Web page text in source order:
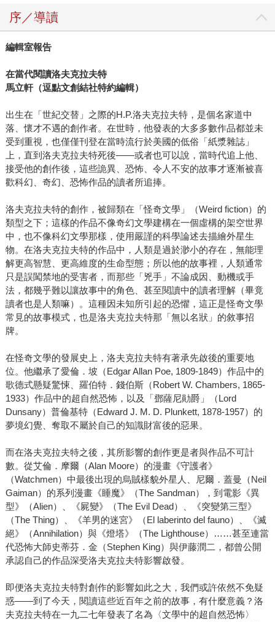
序／導讀
編輯室報告
在當代閱讀洛夫克拉夫特
馬立軒（逗點文創結社特約編輯）
出生在「世紀交替」之際的H.P.洛夫克拉夫特，是個名家道中
落、懷才不遇的創作者。在世時，他發表的大多多數作品都並未
受到重視，也僅僅刊登在當時流行於美國的低俗「紙漿雜誌」
上，直到洛夫克拉夫特死後――或者也可以說，當時代追上他、
接受他的創作後，這些詭異、恐怖、令人不安的故事才逐漸被喜
歡科幻、奇幻、恐怖作品的讀者所追捧。
洛夫克拉夫特的創作，被歸類在「怪奇文學」（Weird fiction）的
類型之下；這樣的作品不像奇幻文學建構在一個虛構的架空世界
中，也不像科幻文學那樣，使用嚴謹的科學論述去描繪外星生
物。在洛夫克拉夫特的作品中，人類是過於渺小的存在，無能理
解更高智慧、更高維度的生命型態；所以他的故事裡，人類通常
只是誤闖禁地的受害者，而那些「兇手」不論成因、動機或手
法，都幾乎難以讓故事中的角色、甚至閱讀中的讀者理解（畢竟
讀者也是人類嘛）。這種因未知所引起的恐懼，這正是怪奇文學
常見的故事模式，也是洛夫克拉夫特那「無以名狀」的敘事招
牌。
在怪奇文學的發展史上，洛夫克拉夫特有著承先啟後的重要地
位。他繼承了愛倫．坡（Edgar Allan Poe, 1809-1849）作品中的
歌德式懸疑驚悚、羅伯特．錢伯斯（Robert W. Chambers, 1865-
1933）作品中的超自然恐怖，以及「鄧薩尼勛爵」（Lord
Dunsany）普倫基特（Edward J. M. D. Plunkett, 1878-1957）的
夢境幻覺、奪取不屬於自己的知識財富後的惡果。
而在洛夫克拉夫特之後，其所影響的創作更是者與作品不可計
數。從艾倫．摩爾（Alan Moore）的漫畫《守護者》
（Watchmen）中最後出現的烏賊樣貌外星人、尼爾．蓋曼（Neil
Gaiman）的系列漫畫《睡魔》（The Sandman），到電影《異
型》（Alien）、《屍變》（The Evil Dead）、《突變第三型》
（The Thing）、《羊男的迷宮》（El laberinto del fauno）、《滅
絕》（Annihilation）與《燈塔》（The Lighthouse）……甚至連當
代恐怖大師史蒂芬．金（Stephen King）與伊藤潤二，都曾公開
承認自己的作品深受洛夫克拉夫特影響啟發。
即便洛夫克拉夫特對創作的影響如此之大，我們或許依然不免疑
惑――到了今天，閱讀這些近百年之前的故事，有什麼意義？洛
夫克拉夫特在一九二七年發表了名為〈文學中的超自然恐怖〉